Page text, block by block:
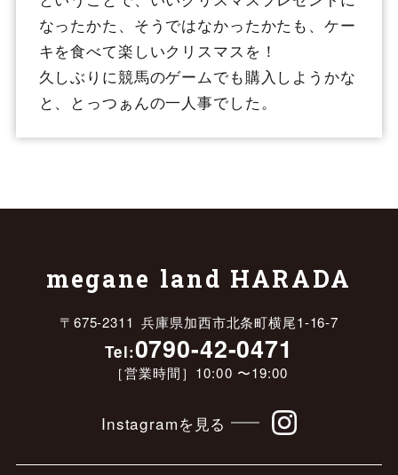
なったかた、そうではなかったかたも、ケー
キを食べて楽しいクリスマスを！
久しぶりに競馬のゲームでも購入しようかな
と、とっつぁんの一人事でした。
megane land HARADA
〒675-2311 兵庫県加西市北条町横尾1-16-7
Tel:0790-42-0471
［営業時間］10:00 〜19:00
Instagramを見る